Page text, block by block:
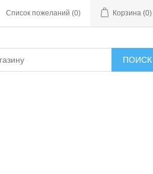
Список пожеланий (0) Корзина (0)
ПОИСК